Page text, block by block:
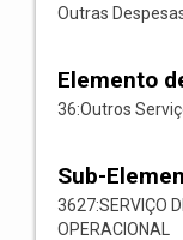
Outras
Elemento
36:Outros
Sub-
3627:SERVIÇO
OPERACIONAL